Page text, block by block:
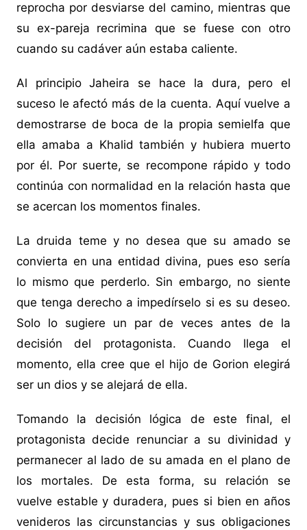
reprocha por desviarse del camino, mientras que
su ex-pareja recrimina que se fuese con otro
cuando su cadáver aún estaba caliente.
Al principio Jaheira se hace la dura, pero el
suceso le afectó más de la cuenta. Aquí vuelve a
demostrarse de boca de la propia semielfa que
ella amaba a Khalid también y hubiera muerto
por él. Por suerte, se recompone rápido y todo
continúa con normalidad en la relación hasta que
se acercan los momentos finales.
La druida teme y no desea que su amado se
convierta en una entidad divina, pues eso sería
lo mismo que perderlo. Sin embargo, no siente
que tenga derecho a impedírselo si es su deseo.
Solo lo sugiere un par de veces antes de la
decisión del protagonista. Cuando llega el
momento, ella cree que el hijo de Gorion elegirá
ser un dios y se alejará de ella.
Tomando la decisión lógica de este final, el
protagonista decide renunciar a su divinidad y
permanecer al lado de su amada en el plano de
los mortales. De esta forma, su relación se
vuelve estable y duradera, pues si bien en años
venideros las circunstancias y sus obligaciones